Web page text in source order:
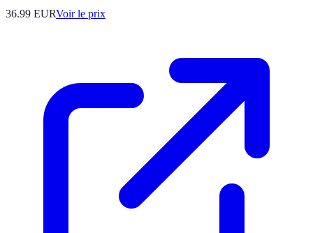
36.99 EURVoir le prix